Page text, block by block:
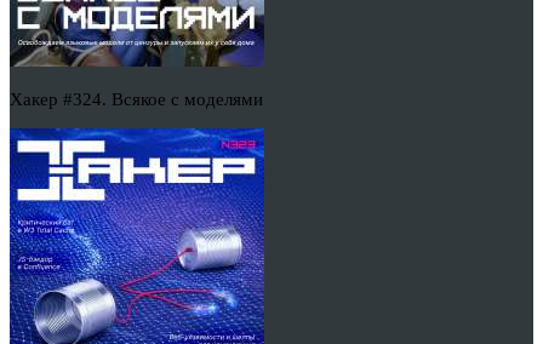
Хакер #324. Всякое с моделями